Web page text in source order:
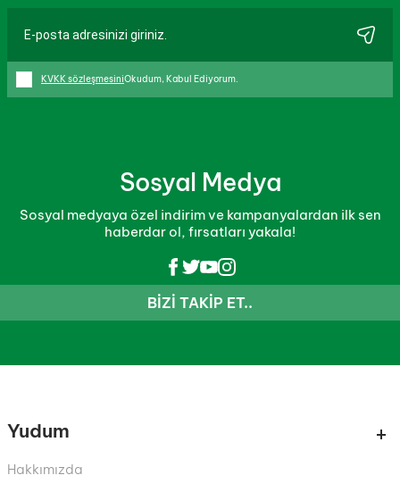
KVKK sözleşmesiniOkudum, Kabul Ediyorum.
Sosyal Medya
Sosyal medyaya özel indirim ve kampanyalardan ilk sen
haberdar ol, fırsatları yakala!
BIZI TAKIP ET..
Yudum
Hakkımızda